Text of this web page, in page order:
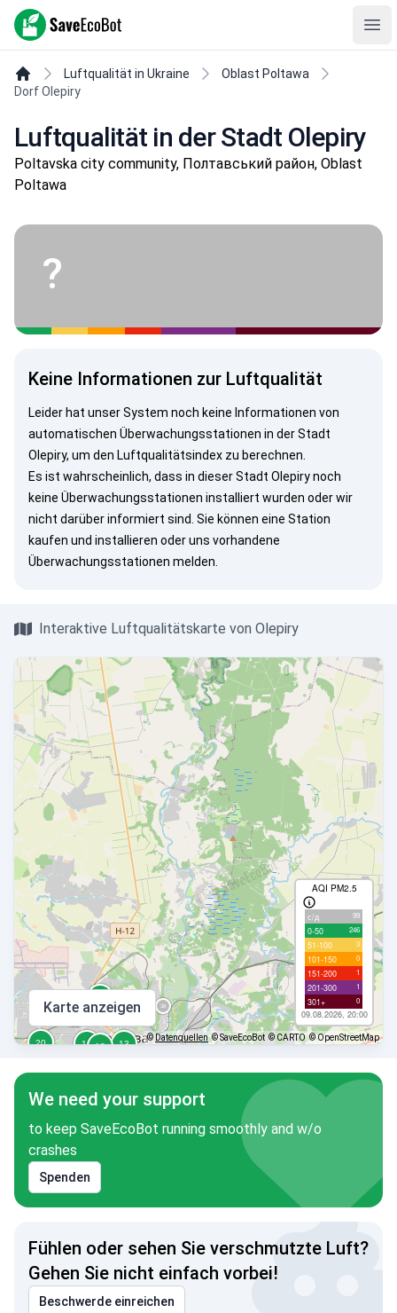
SaveEcoBot
Luftqualität in Ukraine
Oblast Poltawa
Dorf Olepiry
Luftqualität in der Stadt Olepiry
Poltavska city community, Полтавський район, Oblast
Poltawa
?
Keine Informationen zur Luftqualität
Leider hat unser System noch keine Informationen von
automatischen Überwachungsstationen in der Stadt
Olepiry, um den Luftqualitätsindex zu berechnen.
Es ist wahrscheinlich, dass in dieser Stadt Olepiry noch
keine Überwachungsstationen installiert wurden oder wir
nicht darüber informiert sind. Sie können eine Station
kaufen und installieren oder uns vorhandene
Überwachungsstationen melden.
Interaktive Luftqualitätskarte von Olepiry
AQI PM2.5
с/д 99
0-50 246
51-100 3
101-150 0
151-200 1
201-300 1
301+ 0
09.08.2026, 20:00
Karte anzeigen
©Datenquellen © SaveEcoBot © CARTO © OpenStreetMap
We need your support
to keep SaveEcoBot running smoothly and w/o
crashes
Spenden
Fühlen oder sehen Sie verschmutzte Luft?
Gehen Sie nicht einfach vorbei!
Beschwerde einreichen